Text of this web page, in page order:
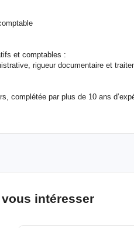
et comptables :
rigueur documentaire et
complétée par plus de 10 ans
intéresser